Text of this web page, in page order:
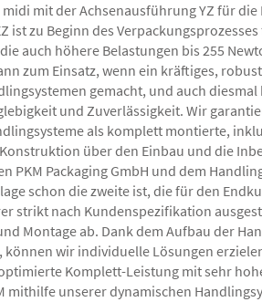
mit der Achsenausführung YZ für
ist zu Beginn des
auch höhere Belastungen bis 255
zum Einsatz, wenn ein kräftiges,
gemacht, und auch
und Zuverlässigkeit. Wir
als komplett montierte,
über den Einbau und die
PKM Packaging GmbH und dem
schon die zweite ist, die für den
strikt nach Kundenspezifikation
Montage ab. Dank dem Aufbau der
wir individuelle Lösungen
Komplett-Leistung mit sehr
mithilfe unserer dynamischen